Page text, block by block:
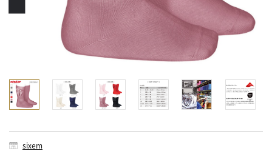
sixem